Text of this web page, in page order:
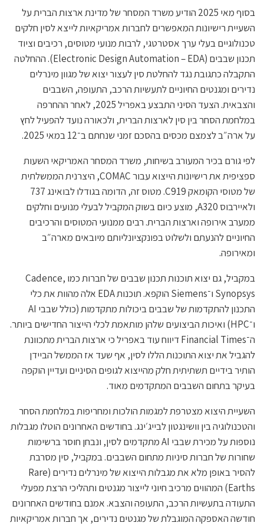
בסוף מאי 2025 הודיע משרד המסחר של מדינת ארצות הברית על
השעיית רישיונות המאפשרים לחברות אמריקאיות לייצא לסין חלקים
טכנולוגיים בעלי ערך אסטרטגי, לרבות מנועי מטוסים, רכיבים וציוד
תכנון שבבים (Electronic Design Automation – EDA). ההחלטה
התקבלה כתגובת נגד להחלטת סין לעצור יצוא של מגוון מינרלים
נדירים ומגנטים החיוניים לתעשיות הרכב, התעופה, השבבים
והצבאית. הצעד הסיני התבצע באפריל 2025, לאחר ההחרפה
במלחמת הסחר בין סין לארצות הברית, ולכאורה נועד להפעיל לחץ
על ארה״ב לצמצם מכסים בהסכם זמני שנחתם ב־12 במאי 2025.
לפי גורם בכיר המעורב בשיחות, משרד המסחר האמריקאי השעות
ספציפית את רישיונות הייצוא עבור COMAC, היצרנית הממשלתית
של מטוסי הקומאק C919. מטוס זה, הדומה בגודלו לבואינג 737
ולאיירבוס A320, מוצע כיום בשוק המקביל לבעלי מנועים וחלקים
ממערב אירופה וארצות הברית. רבים ממנועי המטוסים והרכיבים
החיוניים להנעתם ולשלוט בפונקציונליותם מיובאים מארה״ב
ומאירופה.
במקביל, גם יצוא תוכנות תכנון שבבים של חברות כמו Cadence,
Synopsys ו־Siemens הוקפא. תוכנות EDA אלה מהוות את כלי
התכנון להתקדמות של שבבים ביכולות מתקדמות (כולל שבבי AI
ו־HPC) ואיכות הביצועים שלהן מותאמת לכלי הייצור החדישים ביותר.
ה־Financial Times דיווח עוד באפריל כי ארצות הברית מתכוונת
להגביל את יצוא התוכנות הללו לסין, אף שעד אז הממשל הביידן
הותיר בידיים תשתיתית חלק מהייצוא לגופים הסיניים ועדיין הוקפה
בעיקר בתחום השבבים המתקדמים מאוד.
השעיית היצוא מצטרפת למגמות הולכות ומחריפות במלחמת הסחר
והטכנולוגיה בין וושינגטון לבייג׳ינג. בחודשים האחרונים הוטלו מגבלות
נוספות על מכירת שבבי AI מתקדמים לסין, ונבחן חוסר ברשימות
שחורות של חברות סיניות מתחום השבבים. במקביל, סין מסרבת
להסיר באופן מלא את מגבלות הייצוא של מינרלים נדירים (Rare
Earths) המהווים מרכיב חיוני לייצור מגנטים ותהליכי הרצת מפעלי
התעודה בתעשיות הרכב, התעופה והצבא. אמנם בחודשים האחרונים
חודשה האספקה המוגבלת של מגנטים נדירים, אך חברות אמריקאיות